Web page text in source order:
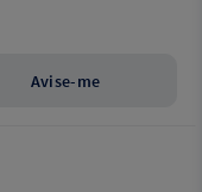
Avise-me